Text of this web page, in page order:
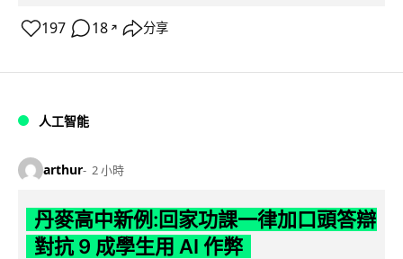
197 18 ↗ 分享
人工智能
arthur 2 小時
丹麥高中新例:回家功課一律加口頭答辯
對抗 9 成學生用 AI 作弊